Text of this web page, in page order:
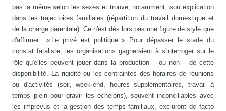
pas la même selon les sexes et trouve, notamment, son explication
dans les trajectoires familiales (répartition du travail domestique et
de la charge parentale). Ce n'est dès lors pas une figure de style que
d'affirmer : « Le privé est politique. » Pour dépasser le stade du
constat fataliste, les organisations gagneraient à s'interroger sur le
rôle qu'elles peuvent jouer dans la production – ou non – de cette
disponibilité. La rigidité ou les contraintes des horaires de réunions
ou d'activités (soir, week-end, heures supplémentaires, travail à
temps plein pour gravir les échelons), souvent inconciliables avec
les imprévus et la gestion des temps familiaux, excluront de facto